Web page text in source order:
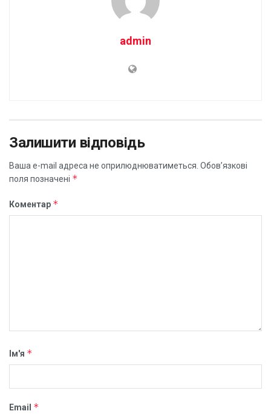
admin
Залишити відповідь
Ваша e-mail адреса не оприлюднюватиметься. Обов’язкові
поля позначені *
Коментар *
Ім'я *
Email *